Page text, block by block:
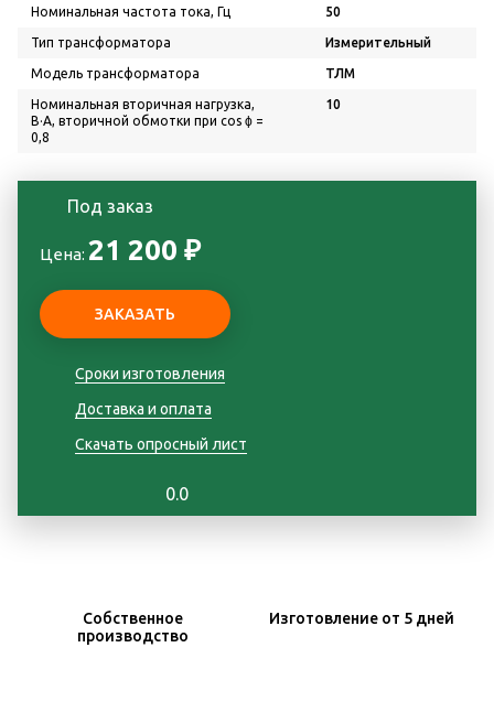
Номинальная частота тока, Гц 50
Тип трансформатора Измерительный
Модель трансформатора ТЛМ
Номинальная вторичная нагрузка,
В·А, вторичной обмотки при cos ϕ =
0,8
10
Под заказ
Цена: 21 200 ₽
Сроки изготовления
Доставка и оплата
Скачать опросный лист
0.0
Собственное
производство
Изготовление от 5 дней